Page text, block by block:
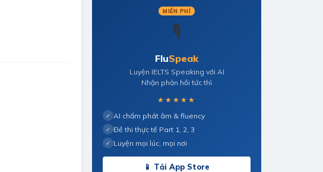
MIỄN PHÍ
🎙️
FluSpeak
Luyện IELTS Speaking với AI
Nhận phản hồi tức thì
★★★★★
✓ AI chấm phát âm & fluency
✓ Đề thi thực tế Part 1, 2, 3
✓ Luyện mọi lúc, mọi nơi
📱 Tải App Store